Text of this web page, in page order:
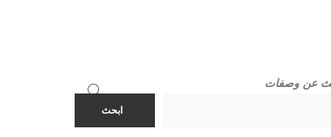
عن وصفات
ابحث